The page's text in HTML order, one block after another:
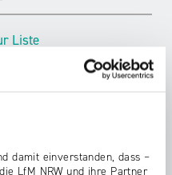
damit einverstanden, dass –
LfM NRW und ihre Partner
Liste
E- Drucken